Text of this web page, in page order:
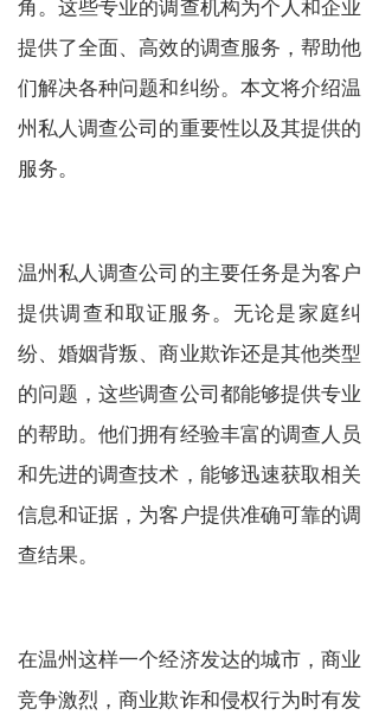
提供了全面、高效的调查服务，帮助他
们解决各种问题和纠纷。本文将介绍温
州私人调查公司的重要性以及其提供的
服务。
温州私人调查公司的主要任务是为客户
提供调查和取证服务。无论是家庭纠
纷、婚姻背叛、商业欺诈还是其他类型
的问题，这些调查公司都能够提供专业
的帮助。他们拥有经验丰富的调查人员
和先进的调查技术，能够迅速获取相关
信息和证据，为客户提供准确可靠的调
查结果。
在温州这样一个经济发达的城市，商业
竞争激烈，商业欺诈和侵权行为时有发